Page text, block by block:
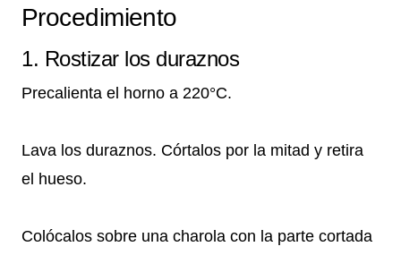
Procedimiento
1. Rostizar los duraznos
Precalienta el horno a 220°C.
Lava los duraznos. Córtalos por la mitad y retira
el hueso.
Colócalos sobre una charola con la parte cortada